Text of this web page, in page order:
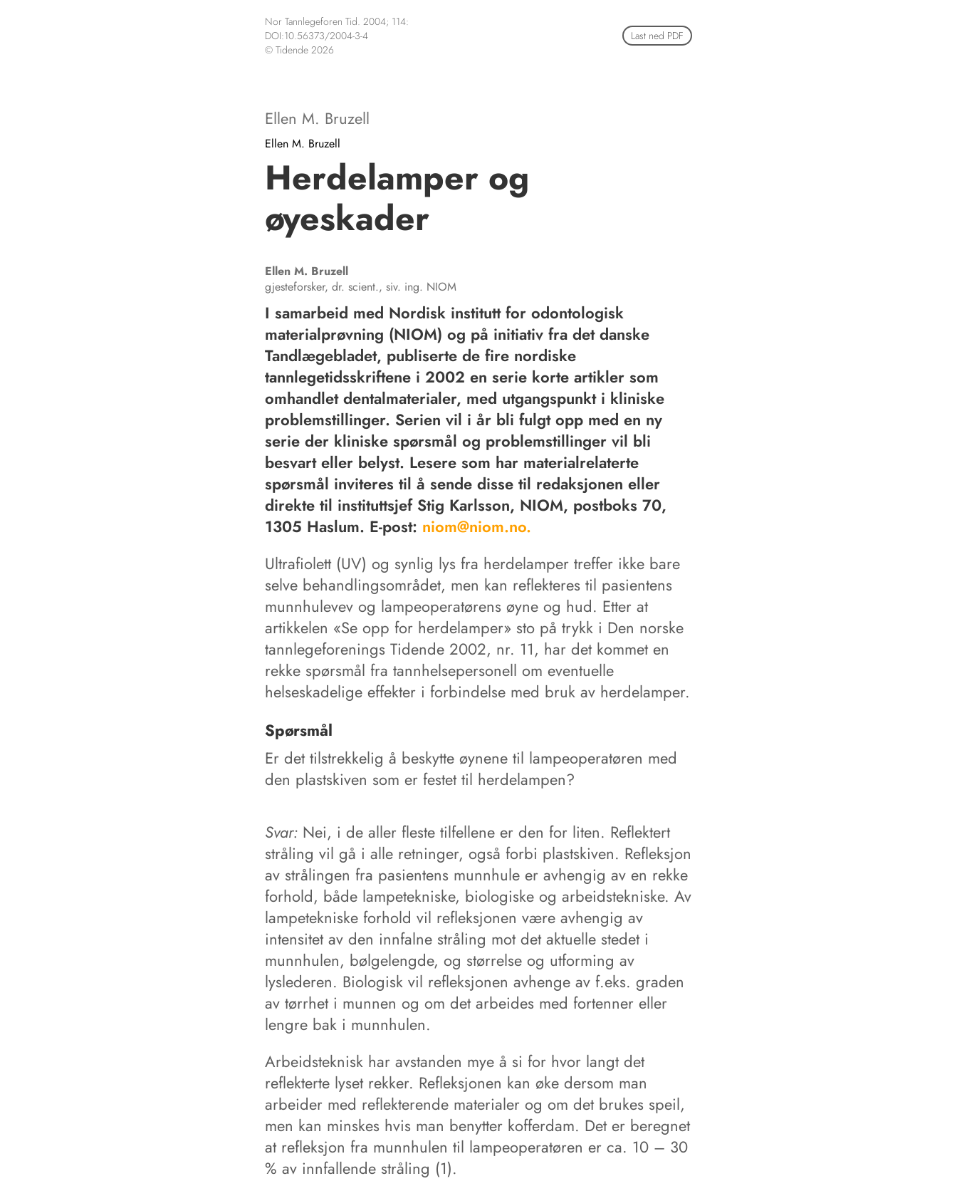
Nor Tannlegeforen Tid. 2004; 114:
DOI:10.56373/2004-3-4
© Tidende 2026
Last ned PDF
Ellen M. Bruzell
Ellen M. Bruzell
Herdelamper og
øyeskader
Ellen M. Bruzell
gjesteforsker, dr. scient., siv. ing. NIOM
I samarbeid med Nordisk institutt for odontologisk
materialprøvning (NIOM) og på initiativ fra det danske
Tandlægebladet, publiserte de fire nordiske
tannlegetidsskriftene i 2002 en serie korte artikler som
omhandlet dentalmaterialer, med utgangspunkt i kliniske
problemstillinger. Serien vil i år bli fulgt opp med en ny
serie der kliniske spørsmål og problemstillinger vil bli
besvart eller belyst. Lesere som har materialrelaterte
spørsmål inviteres til å sende disse til redaksjonen eller
direkte til instituttsjef Stig Karlsson, NIOM, postboks 70,
1305 Haslum. E-post: niom@niom.no.
Ultrafiolett (UV) og synlig lys fra herdelamper treffer ikke bare
selve behandlingsområdet, men kan reflekteres til pasientens
munnhulevev og lampeoperatørens øyne og hud. Etter at
artikkelen «Se opp for herdelamper» sto på trykk i Den norske
tannlegeforenings Tidende 2002, nr. 11, har det kommet en
rekke spørsmål fra tannhelsepersonell om eventuelle
helseskadelige effekter i forbindelse med bruk av herdelamper.
Spørsmål
Er det tilstrekkelig å beskytte øynene til lampeoperatøren med
den plastskiven som er festet til herdelampen?
Svar: Nei, i de aller fleste tilfellene er den for liten. Reflektert
stråling vil gå i alle retninger, også forbi plastskiven. Refleksjon
av strålingen fra pasientens munnhule er avhengig av en rekke
forhold, både lampetekniske, biologiske og arbeidstekniske. Av
lampetekniske forhold vil refleksjonen være avhengig av
intensitet av den innfalne stråling mot det aktuelle stedet i
munnhulen, bølgelengde, og størrelse og utforming av
lyslederen. Biologisk vil refleksjonen avhenge av f.eks. graden
av tørrhet i munnen og om det arbeides med fortenner eller
lengre bak i munnhulen.
Arbeidsteknisk har avstanden mye å si for hvor langt det
reflekterte lyset rekker. Refleksjonen kan øke dersom man
arbeider med reflekterende materialer og om det brukes speil,
men kan minskes hvis man benytter kofferdam. Det er beregnet
at refleksjon fra munnhulen til lampeoperatøren er ca. 10 – 30
% av innfallende stråling (1).